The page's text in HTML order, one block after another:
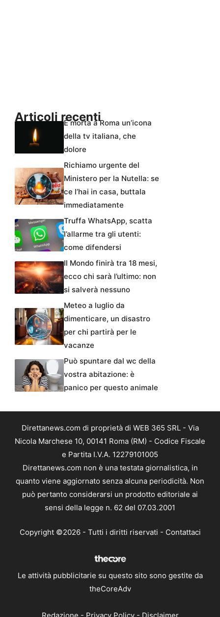
Articoli recentiÈ morta a Roma un’icona
della tv italiana, che
dolore
Richiamo urgente del
Ministero per la Nutella: se
ce l’hai in casa, buttala
immediatamente
Truffa WhatsApp, scatta
l’allarme tra gli utenti:
come difendersi
Il Mondo finirà tra 18 mesi,
ecco chi sarà l’ultimo: non
si salverà nessuno
Meteo a luglio da
dimenticare, un disastro
per chi partirà per le
vacanze
Può spuntare dal wc della
vostra abitazione: è
panico per questo animale
Direttanews.com di proprietà di WEB 365 SRL - Via
Nicola Marchese 10, 00141 Roma (RM) - Codice Fiscale
e Partita I.V.A. 12279101005
Direttanews.com non è una testata giornalistica, in
quanto viene aggiornato senza alcuna periodicità. Non
può pertanto considerarsi un prodotto editoriale ai
sensi della legge n. 62 del 07.03.2001
Copyright ©2026 - Tutti i diritti riservati - Contattaci
Le attività pubblicitarie su questo sito sono gestite da
theCoreAdv
Redazione - Privacy Policy- Disclaimer